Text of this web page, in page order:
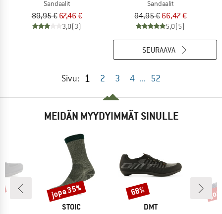
Sandaalit
89,95 € 67,46 €
3,0(3)
Sandaalit
94,95 € 66,47 €
5,0(5)
Sivu: 1 2 3 4 ... 52
SEURAAVA
MEIDÄN MYYDYIMMÄT SINULLE
MERKKI
STOIC
Alennus
jopa 35%
MERKKI
DMT
Alennus
68%